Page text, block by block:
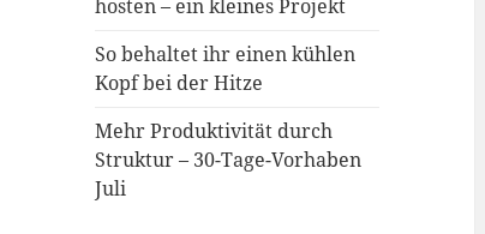
hosten – ein kleines Projekt
So behaltet ihr einen kühlen
Kopf bei der Hitze
Mehr Produktivität durch
Struktur – 30-Tage-Vorhaben
Juli